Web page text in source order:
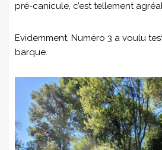
pré-canicule, c’est tellement
Evidemment, Numéro 3 a voulu
barque.